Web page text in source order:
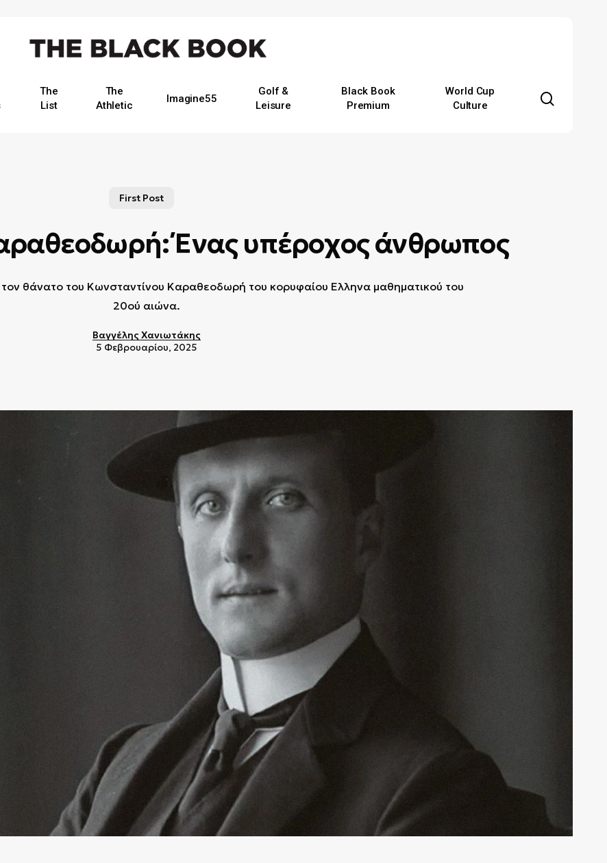
The
List
The
Athletic
Imagine55
Golf &
Leisure
Black Book
Premium
World Cup
Culture
First Post
Ένας υπέροχος άνθρωπος
θάνατο του Κωνσταντίνου Καραθεοδωρή του κορυφαίου Ελληνα μαθηματικού του
20ού αιώνα.
Βαγγέλης Χανιωτάκης
5 Φεβρουαρίου, 2025